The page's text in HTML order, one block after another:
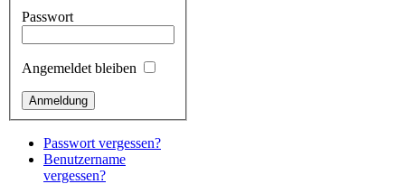
Passwort
Angemeldet bleiben
Passwort vergessen?
Benutzername
vergessen?